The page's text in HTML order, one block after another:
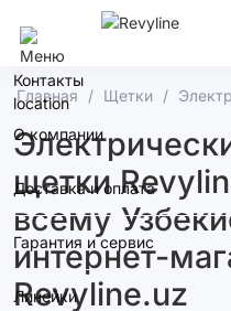
Ташкент
Контакты
О компании
Доставка и оплата
Гарантия и сервис
Линейки
Главная Щетки
щетки
всему
интернет-
Revyline.uz